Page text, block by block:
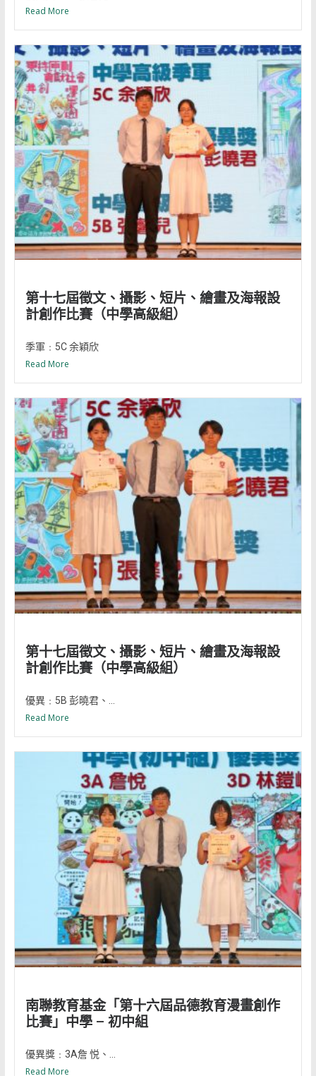
Read More
第十七屆徵文、攝影、短片、繪畫及海報設
計創作比賽（中學高級組）
季軍﹕5C 余穎欣
Read More
第十七屆徵文、攝影、短片、繪畫及海報設
計創作比賽（中學高級組）
優異﹕5B 彭曉君、...
Read More
南聯教育基金「第十六屆品德教育漫畫創作
比賽」中學 – 初中組
優異獎﹕3A詹 悦、...
Read More